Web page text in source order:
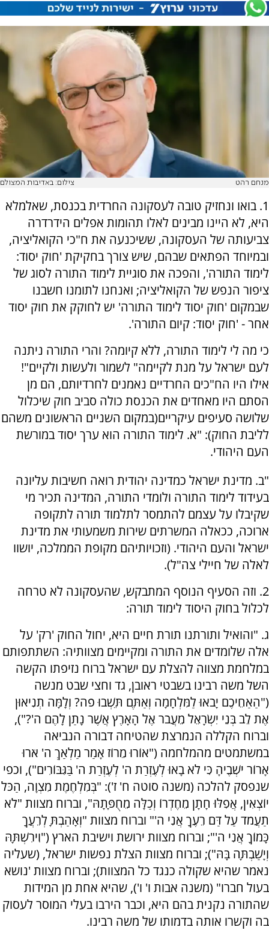
מנחם רהט צילום: באדיבות המצולם
1. בואו ונחזיק טובה לעסקונה החרדית בכנסת, שאלמלא
היא, לא היינו מבינים לאלו תהומות אפלים הידרדרה
צביעותה של העסקונה, ששיכנעה את ח"כי הקואליציה,
ובמיוחד הפתאים שבהם, שיש צורך בחקיקת 'חוק יסוד:
לימוד התורה', והפכה את סוגיית לימוד התורה לסוג של
ציפור הנפש של הקואליציה; ואנחנו לתומנו חשבנו
שבמקום 'חוק יסוד לימוד התורה' יש לחוקק את חוק יסוד
אחר - 'חוק יסוד: קיום התורה'.
כי מה לי לימוד התורה, ללא קיומה? והרי התורה ניתנה
לעם ישראל על מנת לקיימה" לשמור ולעשות ולקיים"!
אילו היו הח"כים החרדיים נאמנים לחרדיותם, הם מן
הסתם היו מאחדים את הכנסת כולה סביב חוק שיכלול
שלושה סעיפים עיקריים(במקום השניים הראשונים משהם
לליבת החוק): "א. לימוד התורה הוא ערך יסוד במורשת
העם היהודי.
"ב. מדינת ישראל כמדינה יהודית רואה חשיבות עליונה
בעידוד לימוד התורה ולומדי התורה, המדינה תכיר מי
שקיבלו על עצמם להתמסר לתלמוד תורה לתקופה
ארוכה, ככאלה המשרתים שירות משמעותי את מדינת
ישראל והעם היהודי. (וזכויותיהם מקופת הממלכה, יושוו
לאלה של חיילי צה"ל).
2. וזה הסעיף הנוסף המתבקש, שהעסקונה לא טרחה
לכלול בחוק היסוד לימוד תורה:
ג. "והואיל ותורתנו תורת חיים היא, יחול החוק 'רק' על
אלה שלומדים את התורה ומקיימים מצוותיה: השתתפותם
במלחמת מצווה להצלת עם ישראל ברוח נזיפתו הקשה
השל משה רבינו בשבטי ראובן, גד וחצי שבט מנשה
("הַאַחֵיכֶם יָבֹאוּ לַמִּלְחָמָה וְאַתֶּם תֵּשְׁבוּ פֹה? וְלָמָּה תְנִיאוּן
אֶת לֵב בְּנֵי יִשְׂרָאֵל מֵעֲבֹר אֶל הָאָרֶץ אֲשֶׁר נָתַן לָהֶם ה'?"),
וברוח הקללה הנמרצת שהטיחה דבורה הנביאה
במשתמטים מהמלחמה ("אוֹרוּ מֵרוֹז אָמַר מַלְאַךְ ה' אֹרוּ
אָרוֹר יֹשְׁבֶיהָ כִּי לֹא בָאוּ לְעֶזְרַת ה' לְעֶזְרַת ה' בַּגִּבּוֹרִים"), וכפי
שנפסק להלכה (משנה סוטה ח' ז'): "בְּמִלְחֶמֶת מִצְוָה, הַכֹּל
יוֹצְאִין, אֲפִלּוּ חָתָן מֵחֶדְרוֹ וְכַלָּה מֵחֻפָּתָהּ", וברוח מצוות "לֹא
תַעֲמֹד עַל דַּם רֵעֶךָ אֲנִי ה'" וברוח מצוות "וְאָהַבְתָּ לְרֵעֲךָ
כָּמוֹךָ אֲנִי ה'"; וברוח מצוות ירושת וישיבת הארץ ("וִירִשְׁתָּהּ
וְיָשַׁבְתָּה בָּהּ"); וברוח מצוות הצלת נפשות ישראל, (שעליה
נאמר שהיא שקולה כנגד כל המצוות); וברוח מצוות 'נושא
בעול חברו" (משנה אבות ו' ו'), שהיא אחת מן המידות
שהתורה נקנית בהם היא, וכבר הירבו בעלי המוסר לעסוק
בה וקשרו אותה בדמותו של משה רבינו.